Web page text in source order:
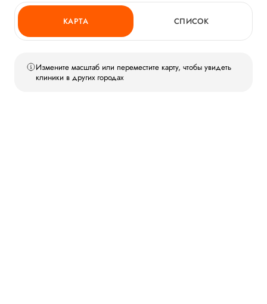
КАРТА СПИСОК
Измените масштаб или переместите карту, чтобы увидеть
клиники в других городах